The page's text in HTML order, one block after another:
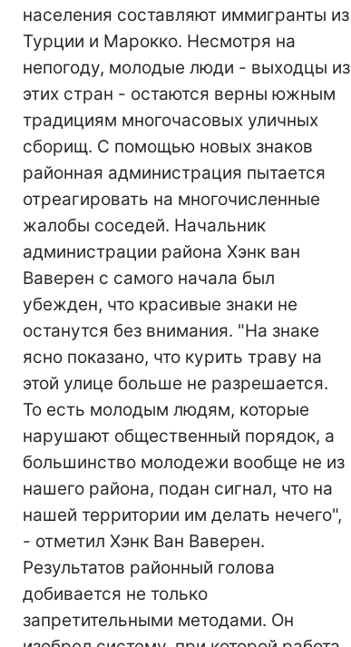
населения составляют иммигранты из
Турции и Марокко. Несмотря на
непогоду, молодые люди - выходцы из
этих стран - остаются верны южным
традициям многочасовых уличных
сборищ. С помощью новых знаков
районная администрация пытается
отреагировать на многочисленные
жалобы соседей. Начальник
администрации района Хэнк ван
Ваверен с самого начала был
убежден, что красивые знаки не
останутся без внимания. "На знаке
ясно показано, что курить траву на
этой улице больше не разрешается.
То есть молодым людям, которые
нарушают общественный порядок, а
большинство молодежи вообще не из
нашего района, подан сигнал, что на
нашей территории им делать нечего",
- отметил Хэнк Ван Ваверен.
Результатов районный голова
добивается не только
запретительными методами. Он